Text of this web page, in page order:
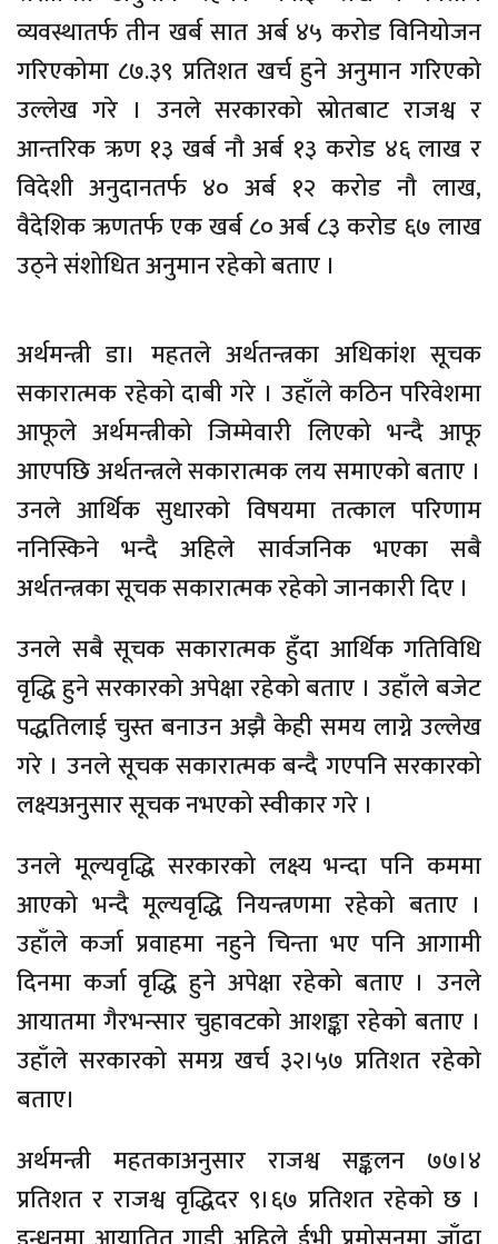
व्यवस्थातर्फ तीन खर्ब सात अर्ब ४५ करोड विनियोजन
गरिएकोमा ८७.३९ प्रतिशत खर्च हुने अनुमान गरिएको
उल्लेख गरे । उनले सरकारको स्रोतबाट राजश्व र
आन्तरिक ऋण १३ खर्ब नौ अर्ब १३ करोड ४६ लाख र
विदेशी अनुदानतर्फ ४० अर्ब १२ करोड नौ लाख,
वैदेशिक ऋणतर्फ एक खर्ब ८० अर्ब ८३ करोड ६७ लाख
उठ्ने संशोधित अनुमान रहेको बताए ।
अर्थमन्त्री डा। महतले अर्थतन्त्रका अधिकांश सूचक
सकारात्मक रहेको दाबी गरे । उहाँले कठिन परिवेशमा
आफूले अर्थमन्त्रीको जिम्मेवारी लिएको भन्दै आफू
आएपछि अर्थतन्त्रले सकारात्मक लय समाएको बताए ।
उनले आर्थिक सुधारको विषयमा तत्काल परिणाम
ननिस्किने भन्दै अहिले सार्वजनिक भएका सबै
अर्थतन्त्रका सूचक सकारात्मक रहेको जानकारी दिए ।
उनले सबै सूचक सकारात्मक हुँदा आर्थिक गतिविधि
वृद्धि हुने सरकारको अपेक्षा रहेको बताए । उहाँले बजेट
पद्धतिलाई चुस्त बनाउन अझै केही समय लाग्ने उल्लेख
गरे । उनले सूचक सकारात्मक बन्दै गएपनि सरकारको
लक्ष्यअनुसार सूचक नभएको स्वीकार गरे ।
उनले मूल्यवृद्धि सरकारको लक्ष्य भन्दा पनि कममा
आएको भन्दै मूल्यवृद्धि नियन्त्रणमा रहेको बताए ।
उहाँले कर्जा प्रवाहमा नहुने चिन्ता भए पनि आगामी
दिनमा कर्जा वृद्धि हुने अपेक्षा रहेको बताए । उनले
आयातमा गैरभन्सार चुहावटको आशङ्का रहेको बताए ।
उहाँले सरकारको समग्र खर्च ३२।५७ प्रतिशत रहेको
बताए।
अर्थमन्त्री महतकाअनुसार राजश्व सङ्कलन ७७।४
प्रतिशत र राजश्व वृद्धिदर ९।६७ प्रतिशत रहेको छ ।